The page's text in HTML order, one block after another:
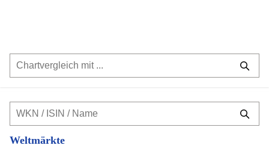
Weltmärkte